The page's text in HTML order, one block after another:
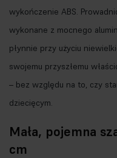
wykończenie ABS.
wykonane z mocnego
płynnie przy użyciu
swojemu przyszłemu
– bez względu na to, czy
dziecięcym.
Mała, pojemna
cm